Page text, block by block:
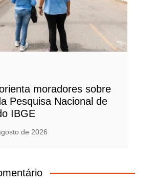
moradores sobre
Pesquisa Nacional de
IBGE
de 2026